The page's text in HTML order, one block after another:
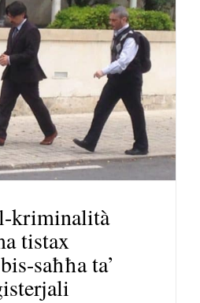
kriminalità
tistax
saħħa ta’